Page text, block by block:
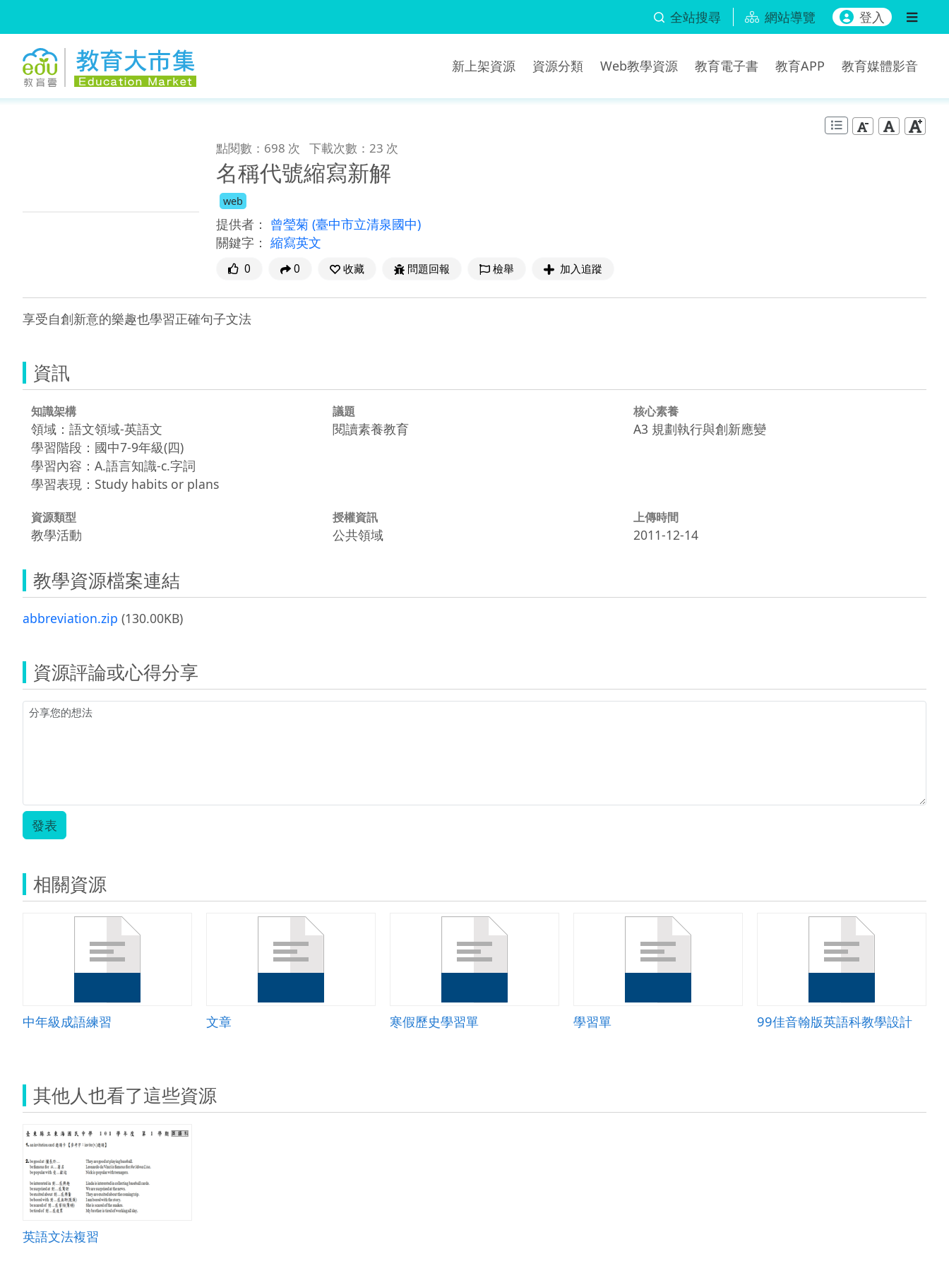
全站搜尋 網站導覽 登入
新上架資源 資源分類 Web教學資源 教育電子書 教育APP 教育媒體影音
點閱數：698 次 下載次數：23 次
名稱代號縮寫新解
web
提供者： 曾瑩菊 (臺中市立清泉國中)
關鍵字： 縮寫英文
0 0 收藏 問題回報 檢舉 加入追蹤
享受自創新意的樂趣也學習正確句子文法
資訊
知識架構
領域：語文領域-英語文
學習階段：國中7-9年級(四)
學習內容：A.語言知識-c.字詞
學習表現：Study habits or plans
議題
閱讀素養教育
核心素養
A3 規劃執行與創新應變
資源類型
教學活動
授權資訊
公共領域
上傳時間
2011-12-14
教學資源檔案連結
abbreviation.zip (130.00KB)
資源評論或心得分享
發表
相關資源
中年級成語練習 文章 寒假歷史學習單 學習單 99佳音翰版英語科教學設計
其他人也看了這些資源
英語文法複習